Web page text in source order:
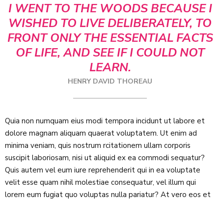
I WENT TO THE WOODS BECAUSE I
WISHED TO LIVE DELIBERATELY, TO
FRONT ONLY THE ESSENTIAL FACTS
OF LIFE, AND SEE IF I COULD NOT
LEARN.
HENRY DAVID THOREAU
Quia non numquam eius modi tempora incidunt ut labore et
dolore magnam aliquam quaerat voluptatem. Ut enim ad
minima veniam, quis nostrum rcitationem ullam corporis
suscipit laboriosam, nisi ut aliquid ex ea commodi sequatur?
Quis autem vel eum iure reprehenderit qui in ea voluptate
velit esse quam nihil molestiae consequatur, vel illum qui
lorem eum fugiat quo voluptas nulla pariatur? At vero eos et